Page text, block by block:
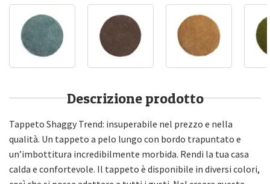
Descrizione prodotto
Tappeto Shaggy Trend: insuperabile nel prezzo e nella
qualità. Un tappeto a pelo lungo con bordo trapuntato e
un’imbottitura incredibilmente morbida. Rendi la tua casa
calda e confortevole. Il tappeto è disponibile in diversi colori,